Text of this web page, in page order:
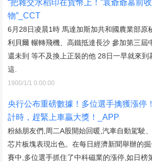
“把雜交水稻印在貨幣上！”袁爺爺墓前
物”_CCT
6月28日凌晨1時 馬達加斯加共和國農業部原
利貝爾 輾轉飛機、高鐵抵達長沙 參加第三屆
還未到 等不及換上正裝的他 28日一早就來到
這.
1900/1/1 0:00:00
央行公布重磅數據！多位選手擒獲漲停
計時，趕緊上車贏大獎！_APP
粉絲朋友們,周二A股開始回暖,汽車自動駕駛
芯片板塊表現出色。在每日經濟新聞舉辦的
賽中,多位選手抓住了中科磁業的漲停,如日榜